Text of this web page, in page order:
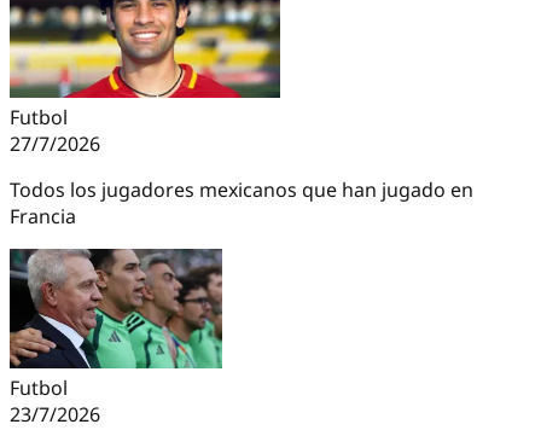
Futbol
27/7/2026
Todos los jugadores mexicanos que han jugado en
Francia
Futbol
23/7/2026